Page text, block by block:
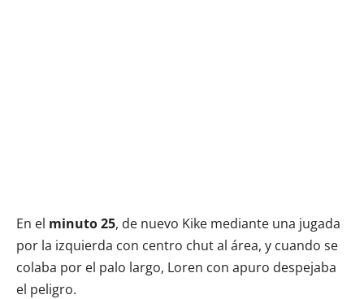
En el minuto 25, de nuevo Kike mediante una jugada
por la izquierda con centro chut al área, y cuando se
colaba por el palo largo, Loren con apuro despejaba
el peligro.